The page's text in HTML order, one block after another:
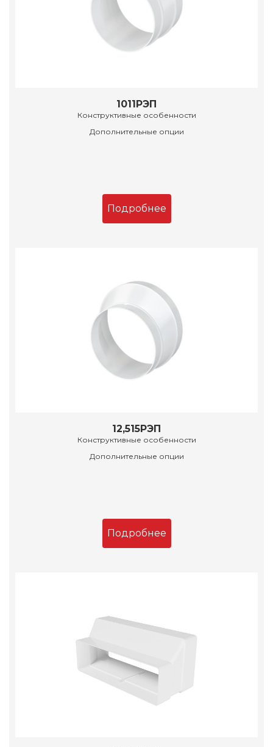
1011РЭП
Конструктивные особенности
Дополнительные опции
Подробнее
12,515РЭП
Конструктивные особенности
Дополнительные опции
Подробнее